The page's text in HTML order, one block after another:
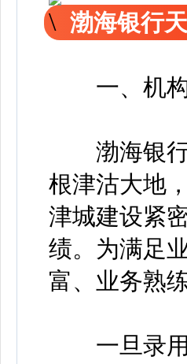
渤海银行
一、机构
渤海银行
根津沽大地
津城建设紧
绩。为满足
富、业务熟
一旦录用